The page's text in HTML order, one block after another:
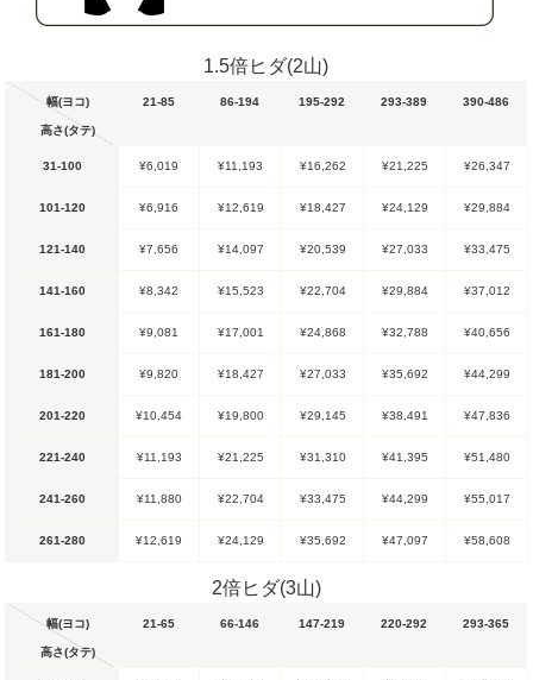
1.5倍ヒダ(2山)
幅(ヨコ)
高さ(タテ)
21-85 86-194 195-292 293-389 390-486
31-100 ¥6,019 ¥11,193 ¥16,262 ¥21,225 ¥26,347
101-120 ¥6,916 ¥12,619 ¥18,427 ¥24,129 ¥29,884
121-140 ¥7,656 ¥14,097 ¥20,539 ¥27,033 ¥33,475
141-160 ¥8,342 ¥15,523 ¥22,704 ¥29,884 ¥37,012
161-180 ¥9,081 ¥17,001 ¥24,868 ¥32,788 ¥40,656
181-200 ¥9,820 ¥18,427 ¥27,033 ¥35,692 ¥44,299
201-220 ¥10,454 ¥19,800 ¥29,145 ¥38,491 ¥47,836
221-240 ¥11,193 ¥21,225 ¥31,310 ¥41,395 ¥51,480
241-260 ¥11,880 ¥22,704 ¥33,475 ¥44,299 ¥55,017
261-280 ¥12,619 ¥24,129 ¥35,692 ¥47,097 ¥58,608
2倍ヒダ(3山)
幅(ヨコ)
高さ(タテ)
21-65 66-146 147-219 220-292 293-365